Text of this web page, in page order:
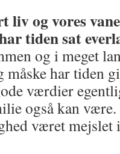
liv og vores
tiden sat
og i meget
måske har tiden
værdier
også kan
været mejslet